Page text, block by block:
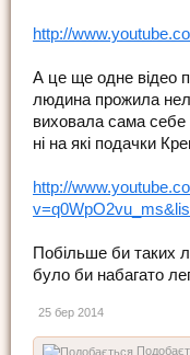
http://
А це ще одне відео
людина прожила
виховала сама себе
ні на які подачки
http://
Побільше би таких
було би набагато
25 бер 2014